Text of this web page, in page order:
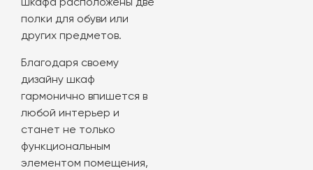
шкафа расположены две
полки для обуви или
других предметов.
Благодаря своему
дизайну шкаф
гармонично впишется в
любой интерьер и
станет не только
функциональным
элементом помещения,